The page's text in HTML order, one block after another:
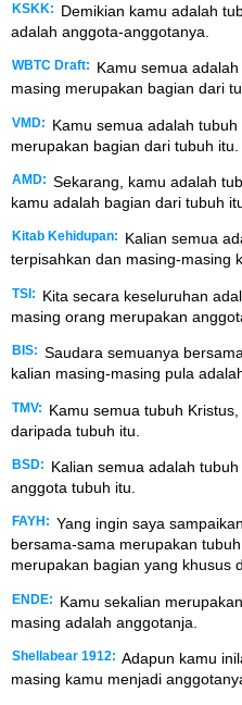
KSKK:
Demikian kamu adalah
adalah anggota-anggotanya.
WBTC Draft:
Kamu semua
masing merupakan bagian dari
VMD:
Kamu semua adalah
merupakan bagian dari tubuh itu.
AMD: Sekarang, kamu adalah
kamu adalah bagian dari tubuh
Kitab Kehidupan:
Kalian semua
terpisahkan dan masing-masing
TSI:
Kita secara keseluruhan
masing orang merupakan
BIS: Saudara semuanya
kalian masing-masing pula
TMV:
Kamu semua tubuh
daripada tubuh itu.
BSD:
Kalian semua adalah
anggota tubuh itu.
FAYH: Yang ingin saya
bersama-sama merupakan
merupakan bagian yang khusus
ENDE:
Kamu sekalian
masing adalah anggotanja.
Shellabear 1912: Adapun kamu
masing kamu menjadi